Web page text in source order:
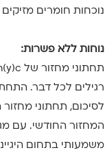
נוכחות חומרים
נוחות ללא פשרות:
תחתוני מחזור של Organ(y)c
רגילים לכל דבר.
לסיכום, תחתוני
המחזור החודשי. עם
משמעותי בתחום